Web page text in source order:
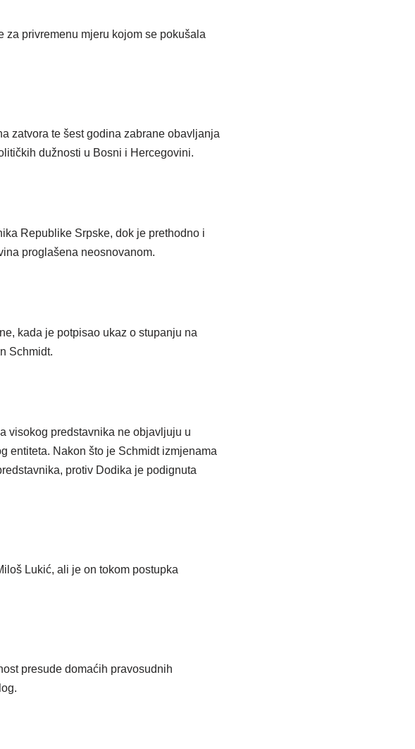
privremenu mjeru kojom se pokušala
zatvora te šest godina zabrane obavljanja
dužnosti u Bosni i Hercegovini.
Republike Srpske, dok je prethodno i
proglašena neosnovanom.
kada je potpisao ukaz o stupanju na
Schmidt.
visokog predstavnika ne objavljuju u
entiteta. Nakon što je Schmidt izmjenama
protiv Dodika je podignuta
Lukić, ali je on tokom postupka
presude domaćih pravosudnih